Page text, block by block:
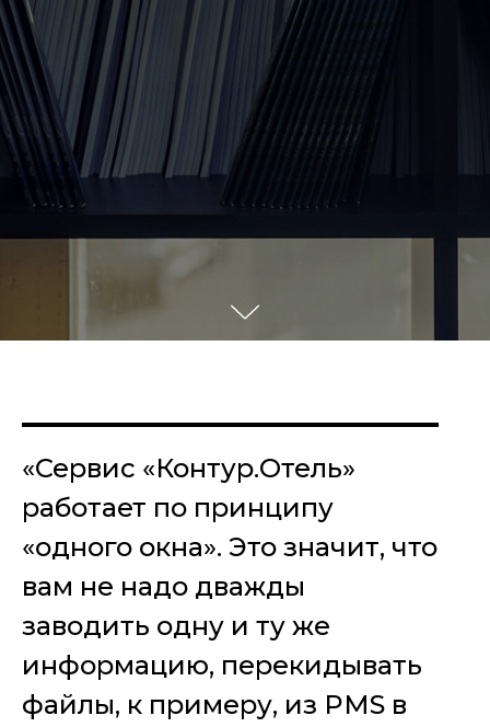
«Сервис «Контур.Отель»
работает по принципу
«одного окна». Это значит, что
вам не надо дважды
заводить одну и ту же
информацию, перекидывать
файлы, к примеру, из PMS в